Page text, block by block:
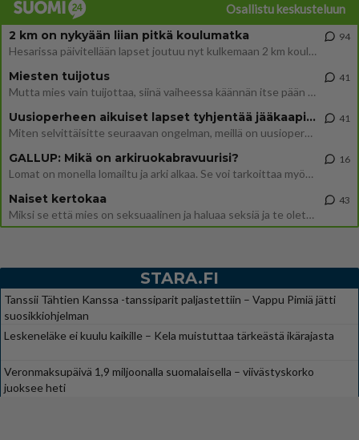
Osallistu keskusteluun
2 km on nykyään liian pitkä koulumatka
Hesarissa päivitellään lapset joutuu nyt kulkemaan 2 km kouluun jösses. Ruostefillarilla tuo matka menee vaikka miten äk
94
Miesten tuijotus
Mutta mies vain tuijottaa, siinä vaiheessa käännän itse pään pois. Mikä juttu? Yleensä jos joku tuijottaa tai katsoo, hä
41
Uusioperheen aikuiset lapset tyhjentää jääkaapin käydessään
Miten selvittäisitte seuraavan ongelman, meillä on uusioperhe, minulla teini-ikäiset lapset ja puolisolla aikuiset, jotk
41
GALLUP: Mikä on arkiruokabravuurisi?
Lomat on monella lomailtu ja arki alkaa. Se voi tarkoittaa myös sitä, että grillailut on grillattu ja palataan arjen ruo
16
Naiset kertokaa
Miksi se että mies on seksuaalinen ja haluaa seksiä ja te olette hänen mielestänne haluttava on vastenmielistä? Mikä sii
43
STARA.FI
Tanssii Tähtien Kanssa -tanssiparit paljastettiin – Vappu Pimiä jätti
suosikkiohjelman
Leskeneläke ei kuulu kaikille – Kela muistuttaa tärkeästä ikärajasta
Veronmaksupäivä 1,9 miljoonalla suomalaisella – viivästyskorko
juoksee heti